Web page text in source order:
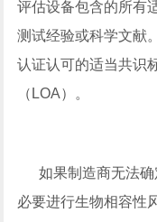
评估设备包含的所有
测试经验或科学文献
认证认可的适当共识
（LOA）。
如果制造商无法确
必要进行生物相容性